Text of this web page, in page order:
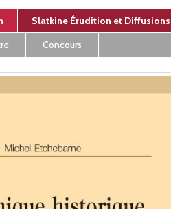
Slatkine Érudition et Diffusions
Concours